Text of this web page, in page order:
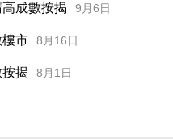
成數按揭 9月6日
市 8月16日
揭 8月1日